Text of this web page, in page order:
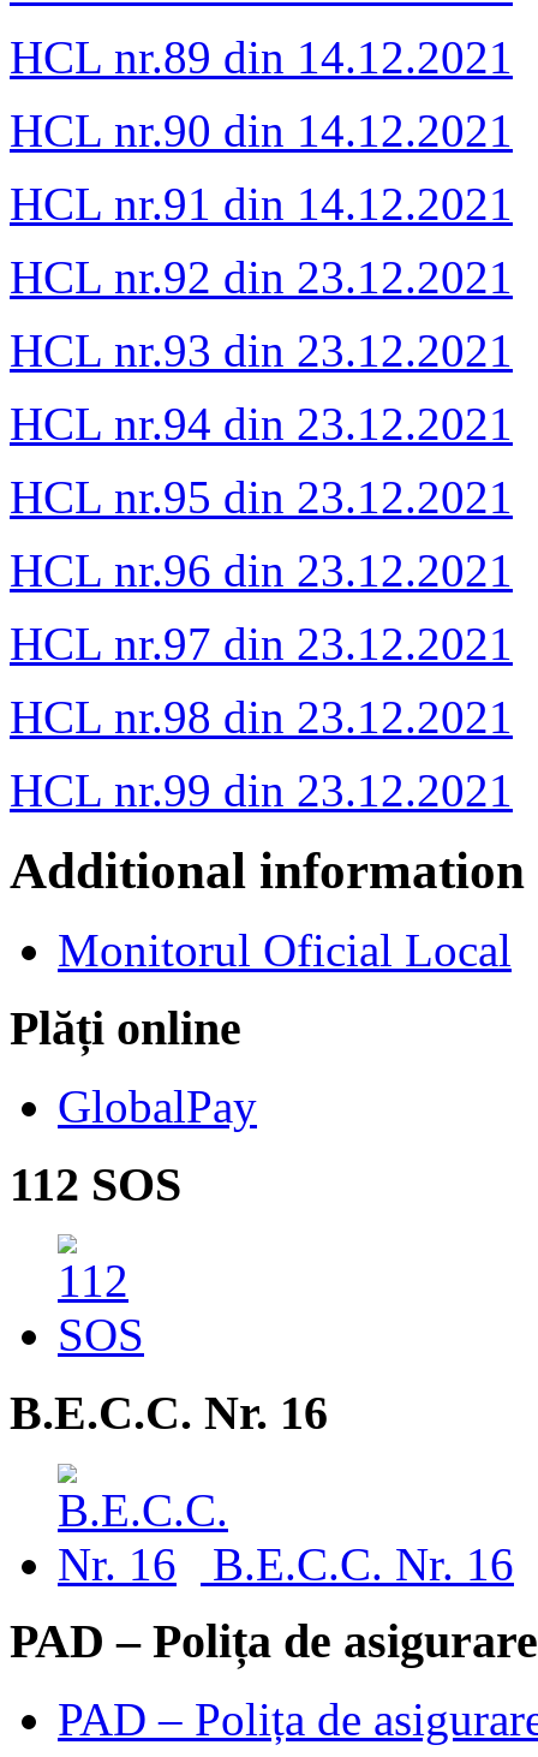
HCL nr.89 din 14.12.2021
HCL nr.90 din 14.12.2021
HCL nr.91 din 14.12.2021
HCL nr.92 din 23.12.2021
HCL nr.93 din 23.12.2021
HCL nr.94 din 23.12.2021
HCL nr.95 din 23.12.2021
HCL nr.96 din 23.12.2021
HCL nr.97 din 23.12.2021
HCL nr.98 din 23.12.2021
HCL nr.99 din 23.12.2021
Additional information
Monitorul Oficial Local
Plăți online
GlobalPay
112 SOS
B.E.C.C. Nr. 16
B.E.C.C. Nr. 16
PAD – Polița de asigurare
PAD – Polița de